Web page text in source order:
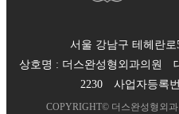
서울 강남구 테헤란
상호명 : 더스완성형외과의원
2230
사업자등록
COPYRIGHT© 더스완성형외